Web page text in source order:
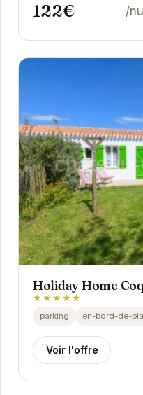
122€ /
Holiday Home
★★★★★
parking en-bord-de-
Voir l'offre